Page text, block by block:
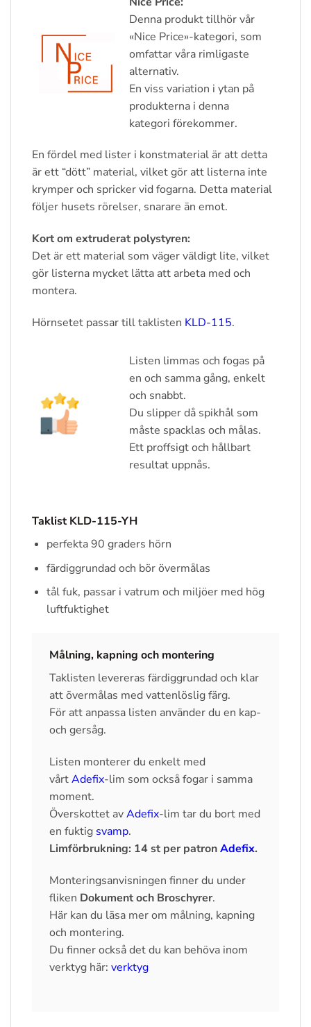
Denna produkt tillhör vår
«Nice Price»-kategori, som
omfattar våra rimligaste
alternativ.
En viss variation i ytan på
produkterna i denna
kategori förekommer.
En fördel med lister i konstmaterial är att detta
är ett “dött” material, vilket gör att listerna inte
krymper och spricker vid fogarna. Detta material
följer husets rörelser, snarare än emot.
Kort om extruderat polystyren:
Det är ett material som väger väldigt lite, vilket
gör listerna mycket lätta att arbeta med och
montera.
Hörnsetet passar till taklisten KLD-115.
Listen limmas och fogas på
en och samma gång, enkelt
och snabbt.
Du slipper då spikhål som
måste spacklas och målas.
Ett proffsigt och hållbart
resultat uppnås.
Taklist KLD-115-YH
perfekta 90 graders hörn
färdiggrundad och bör övermålas
tål fuk, passar i vatrum och miljöer med hög
luftfuktighet
Målning, kapning och montering
Taklisten levereras färdiggrundad och klar
att övermålas med vattenlöslig färg.
För att anpassa listen använder du en kap-
och gersåg.
Listen monterer du enkelt med
vårtAdefix-lim som också fogar i samma
moment.
Överskottet avAdefix-lim tar du bort med
en fuktig svamp.
Limförbrukning: 14 st per patronAdefix.
Monteringsanvisningen finner du under
fliken Dokument och Broschyrer.
Här kan du läsa mer om målning, kapning
och montering.
Du finner också det du kan behöva inom
verktyg här: verktyg